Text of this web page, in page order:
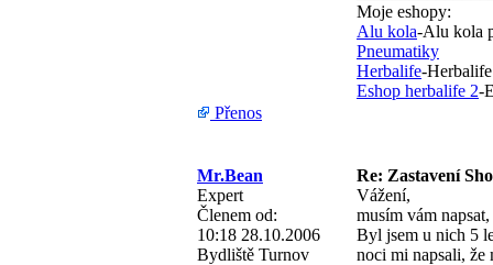
Moje eshopy:
Alu kola-Alu kola
Pneumatiky
Herbalife-
Eshop herbalife 2-
Přenos
Mr.Bean
Re: Zastavení
Expert
Členem od:
10:18 28.10.2006
Bydliště Turnov
Vážení,
musím vám
Byl jsem u nich 5
noci mi napsali,